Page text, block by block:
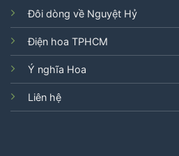
Đôi dòng về Nguyệt Hỷ
Điện hoa TPHCM
Ý nghĩa Hoa
Liên hệ